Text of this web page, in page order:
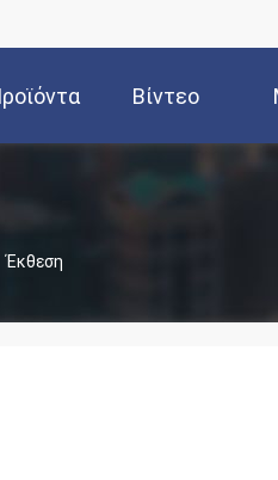
Βίντεο
Έκθεση